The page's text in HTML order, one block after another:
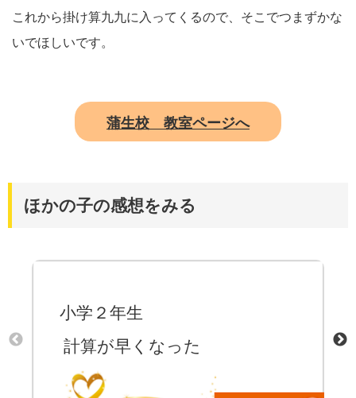
これから掛け算九九に入ってくるので、そこでつまずかな
いでほしいです。
蒲生校 教室ページへ
ほかの子の感想をみる
小学２年生
計算が早くなった